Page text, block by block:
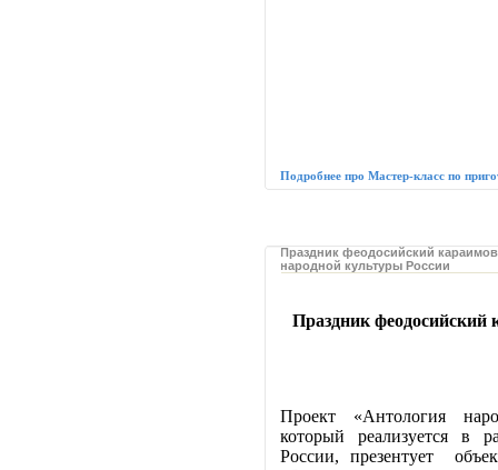
Подробнее про Мастер-класс по
Праздник феодосийский
народной культуры России
Праздник феодосийский
Проект «Антология
который реализуется в
России, презентует